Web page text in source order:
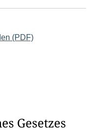
(PDF)
Gesetzes